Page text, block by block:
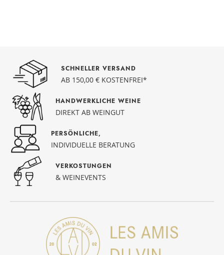
SCHNELLER VERSAND
AB 150,00 € KOSTENFREI*
HANDWERKLICHE WEINE
DIREKT AB WEINGUT
PERSÖNLICHE,
INDIVIDUELLE BERATUNG
VERKOSTUNGEN
& WEINEVENTS